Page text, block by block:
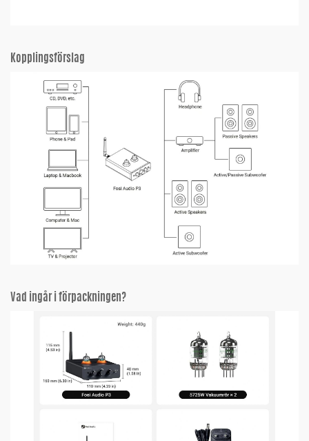
Kopplingsförslag
Vad ingår i förpackningen?